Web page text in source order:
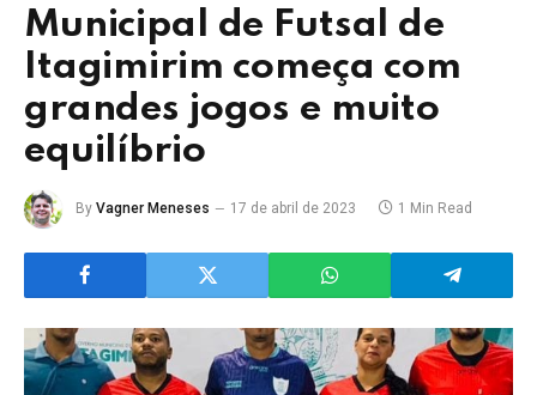
Municipal de Futsal de
Itagimirim começa com
grandes jogos e muito
equilíbrio
By Vagner Meneses 17 de abril de 2023 1 Min Read